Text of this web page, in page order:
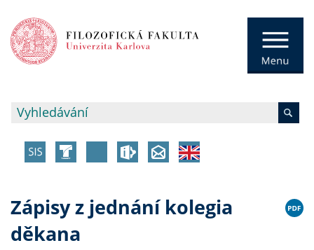
Zápisy z jednání kolegia
děkana